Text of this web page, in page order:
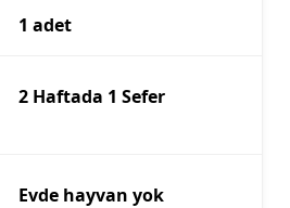
1 adet
2 Haftada 1 Sefer
Evde hayvan yok